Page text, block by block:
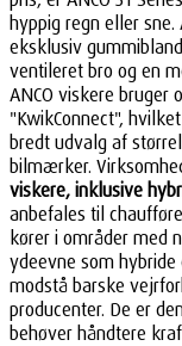
hyppig regn eller sne.
eksklusiv
ventileret bro og en
ANCO viskere
"KwikConnect",
bredt udvalg af
bilmærker.
viskere, inklusive
anbefales til
kører i områder med
ydeevne som
modstå barske
producenter. De er
behøver håndtere